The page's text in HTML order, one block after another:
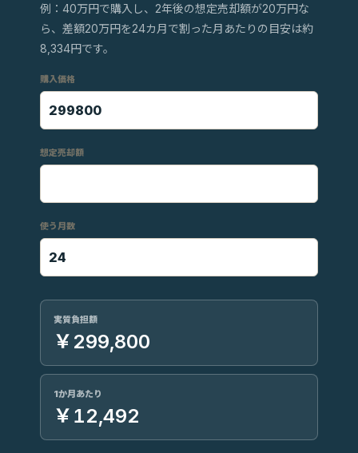
例：40万円で購入し、2年後の想定売却額が20万円な
ら、差額20万円を24カ月で割った月あたりの目安は約
8,334円です。
購入価格
想定売却額
使う月数
実質負担額
￥299,800
1か月あたり
￥12,492